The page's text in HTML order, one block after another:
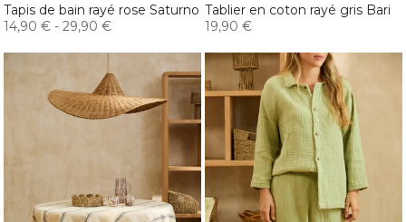
Tapis de bain rayé rose Saturno
14,90 € - 29,90 €
Tablier en coton rayé gris Bari
19,90 €